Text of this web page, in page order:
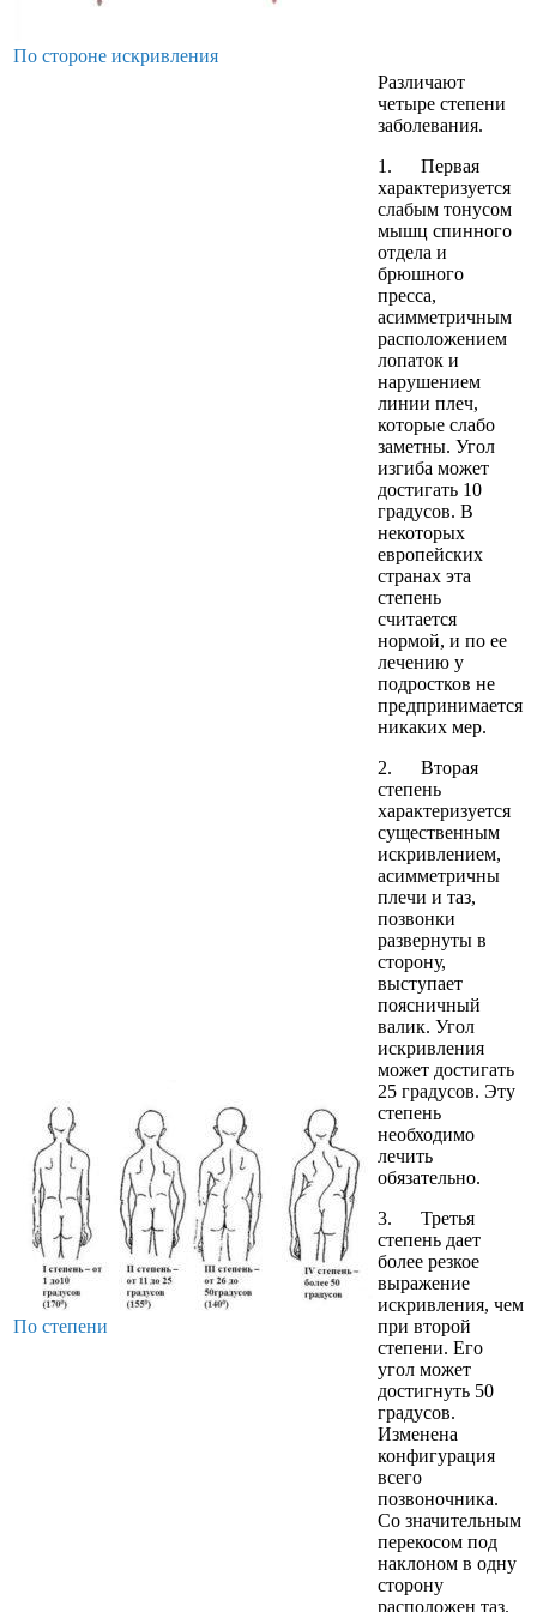
По стороне искривления
По степени
Различают
четыре степени
заболевания.
1. Первая
характеризуется
слабым тонусом
мышц спинного
отдела и
брюшного
пресса,
асимметричным
расположением
лопаток и
нарушением
линии плеч,
которые слабо
заметны. Угол
изгиба может
достигать 10
градусов. В
некоторых
европейских
странах эта
степень
считается
нормой, и по ее
лечению у
подростков не
предпринимается
никаких мер.
2. Вторая
степень
характеризуется
существенным
искривлением,
асимметричны
плечи и таз,
позвонки
развернуты в
сторону,
выступает
поясничный
валик. Угол
искривления
может достигать
25 градусов. Эту
степень
необходимо
лечить
обязательно.
3. Третья
степень дает
более резкое
выражение
искривления, чем
при второй
степени. Его
угол может
достигнуть 50
градусов.
Изменена
конфигурация
всего
позвоночника.
Со значительным
перекосом под
наклоном в одну
сторону
расположен таз.